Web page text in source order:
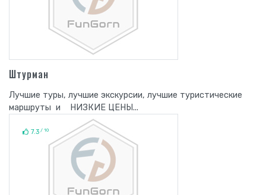
Штурман
Лучшие туры, лучшие экскурсии, лучшие туристические
маршруты и НИЗКИЕ ЦЕНЫ...
7.3 / 10